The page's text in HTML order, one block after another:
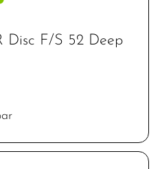
Disc F/S 52 Deep